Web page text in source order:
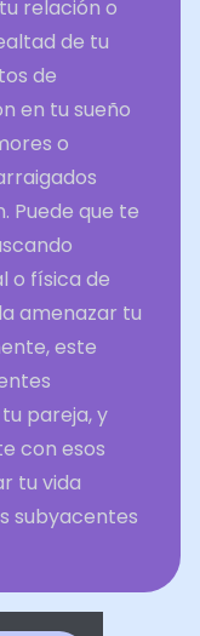
relación o
de tu
de
en tu sueño
o
Puede que te
o física de
amenazar tu
este
pareja, y
con esos
tu vida
subyacentes